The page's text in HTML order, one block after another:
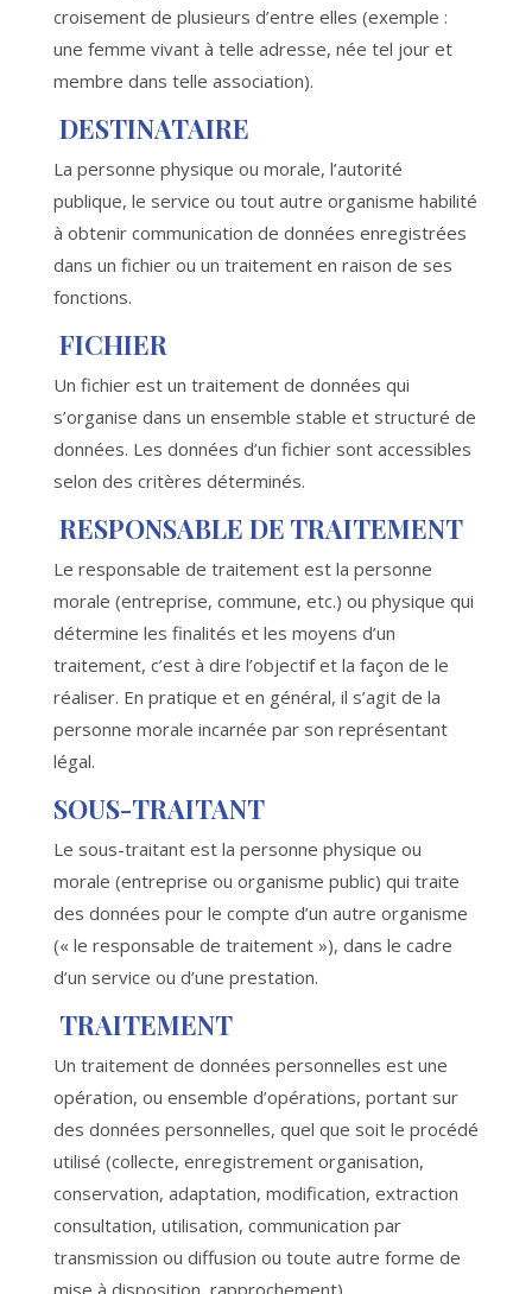
croisement de plusieurs d’entre elles (exemple :
une femme vivant à telle adresse, née tel jour et
membre dans telle association).
DESTINATAIRE
La personne physique ou morale, l’autorité
publique, le service ou tout autre organisme habilité
à obtenir communication de données enregistrées
dans un fichier ou un traitement en raison de ses
fonctions.
FICHIER
Un fichier est un traitement de données qui
s’organise dans un ensemble stable et structuré de
données. Les données d’un fichier sont accessibles
selon des critères déterminés.
RESPONSABLE DE TRAITEMENT
Le responsable de traitement est la personne
morale (entreprise, commune, etc.) ou physique qui
détermine les finalités et les moyens d’un
traitement, c’est à dire l’objectif et la façon de le
réaliser. En pratique et en général, il s’agit de la
personne morale incarnée par son représentant
légal.
SOUS-TRAITANT
Le sous-traitant est la personne physique ou
morale (entreprise ou organisme public) qui traite
des données pour le compte d’un autre organisme
(« le responsable de traitement »), dans le cadre
d’un service ou d’une prestation.
TRAITEMENT
Un traitement de données personnelles est une
opération, ou ensemble d’opérations, portant sur
des données personnelles, quel que soit le procédé
utilisé (collecte, enregistrement organisation,
conservation, adaptation, modification, extraction
consultation, utilisation, communication par
transmission ou diffusion ou toute autre forme de
mise à disposition, rapprochement).